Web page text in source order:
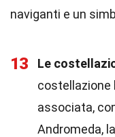
naviganti e un
13 Le
costellazione
associata,
Andromeda,